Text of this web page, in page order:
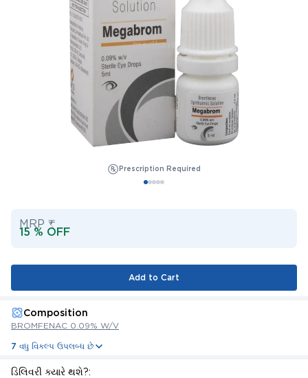
Prescription Required
MRP ₹
15 % OFF
Add to Cart
Composition
BROMFENAC 0.09% W/V
7 વધુ વિકલ્પ ઉપલબ્ધ છે
ડિલિવરી ક્યારે થશે?: